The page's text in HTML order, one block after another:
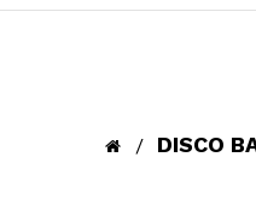
DISCO